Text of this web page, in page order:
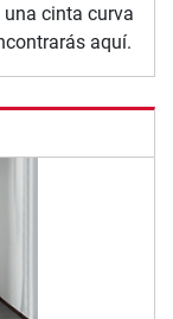
cinta curva
aquí.